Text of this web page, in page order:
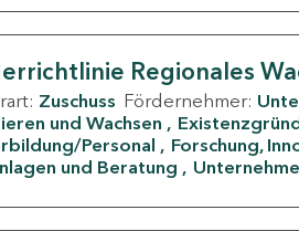
Regionales
Zuschuss Fördernehmer:
und Wachsen
Personal
Forschung,
und Beratung